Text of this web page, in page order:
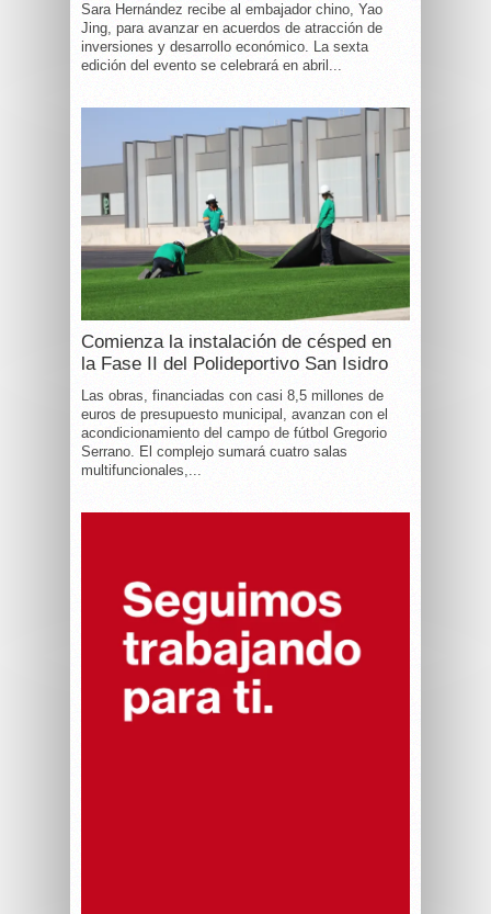
Sara Hernández recibe al embajador chino, Yao
Jing, para avanzar en acuerdos de atracción de
inversiones y desarrollo económico. La sexta
edición del evento se celebrará en abril...
Comienza la instalación de césped en
la Fase II del Polideportivo San Isidro
Las obras, financiadas con casi 8,5 millones de
euros de presupuesto municipal, avanzan con el
acondicionamiento del campo de fútbol Gregorio
Serrano. El complejo sumará cuatro salas
multifuncionales,...